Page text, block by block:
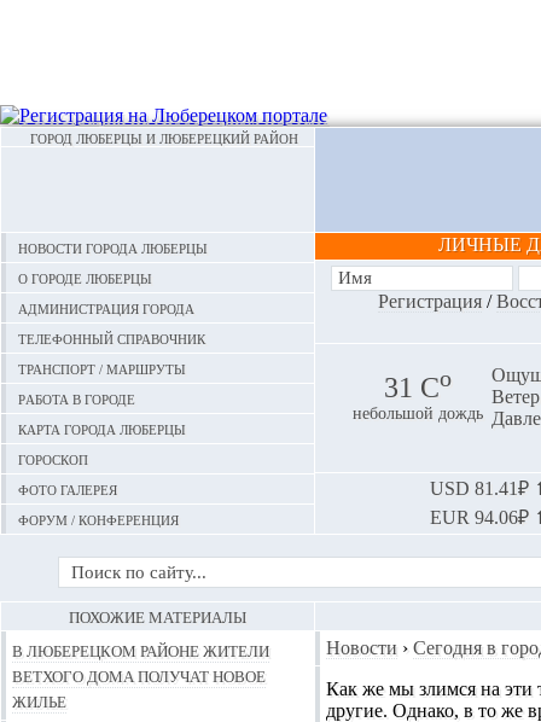
ГОРОД ЛЮБЕРЦЫ И ЛЮБЕРЕЦКИЙ РАЙОН
Новости города Люберцы
О городе Люберцы
Администрация города
Телефонный справочник
Транспорт / маршруты
Работа в городе
Карта города Люберцы
Гороскоп
Фото галерея
Форум / конференция
ЛИЧНЫЕ
Регистрация/
31 Сo
небольшой дождь
USD 81.41₽
EUR 94.06₽
Новости › Сегодня в
Как же мы злимся на эти
другие. Однако, в то же
ПОХОЖИЕ МАТЕРИАЛЫ
В Люберецком районе жители
ветхого дома получат новое
жилье